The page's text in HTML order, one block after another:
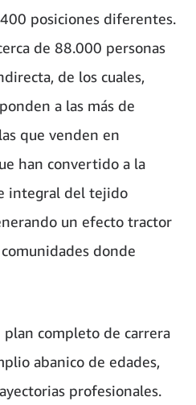
posiciones diferentes.
de 88.000 personas
de los cuales,
a las más de
que venden en
han convertido a la
integral del tejido
un efecto tractor
donde
plan completo de carrera
abanico de edades,
profesionales.